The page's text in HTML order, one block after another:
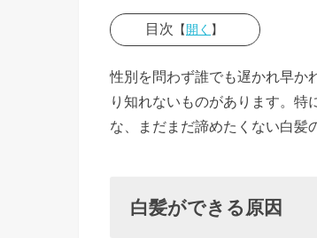
目次 【開く 】
できる原
因
が
性別を問わず誰でも遅かれ早か
り知れないものがあります。
な、まだまだ諦めたくない白髪
白髪ができる原因